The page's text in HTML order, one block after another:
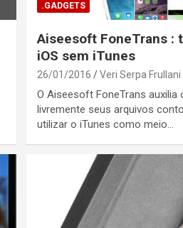
.GADGETS
Aiseesoft FoneTrans :
iOS sem iTunes
26/01/2016 Veri Serpa Frullani
O Aiseesoft FoneTrans
livremente seus arquivos
utilizar o iTunes como meio…